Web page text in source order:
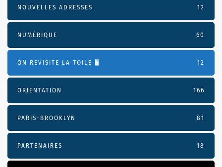
NOUVELLES ADRESSES 12
NUMÉRIQUE 60
ON REVISITE LA TOILE 🖥️ 12
ORIENTATION 166
PARIS-BROOKLYN 81
PARTENAIRES 18